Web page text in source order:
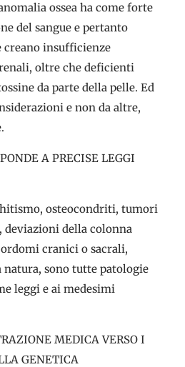
ossea ha come forte
del sangue e pertanto
insufficienze
oltre che deficienti
da parte della pelle. Ed
e non da altre,
A PRECISE LEGGI
osteocondriti, tumori
deviazioni della colonna
cranici o sacrali,
sono tutte patologie
leggi e ai medesimi
MEDICA VERSO I
GENETICA